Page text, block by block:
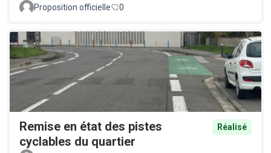
Proposition officielle 0
Remise en état des pistes
cyclables du quartier
Réalisé